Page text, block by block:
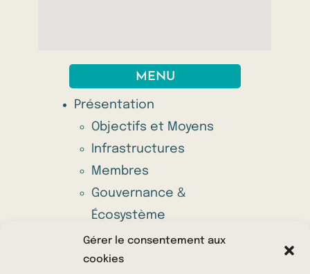
Gérer le consentement aux
cookies
MENU
Présentation
Objectifs et Moyens
Infrastructures
Membres
Gouvernance &
Écosystème
Appel à projets annuel
Offres